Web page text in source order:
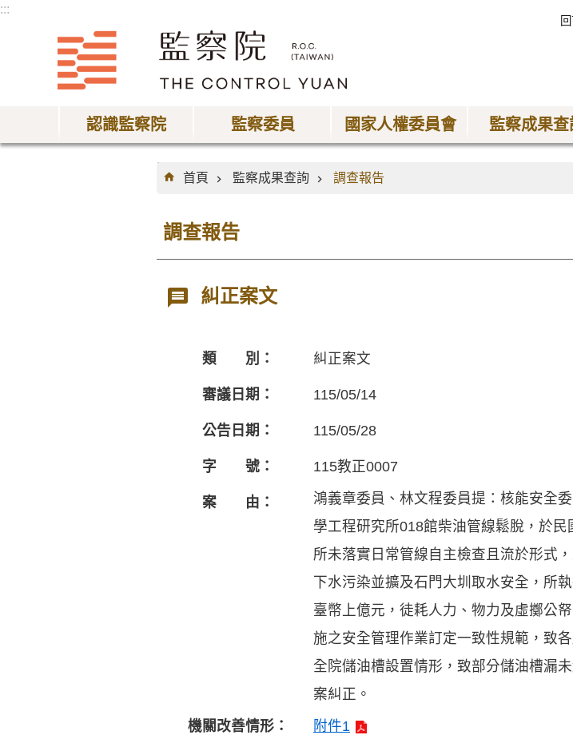
:::
認識監察院 監察委員 國家人權委員會 監察成果查
:::
首頁
監察成果查詢 調查報告
調查報告
糾正案文
類 別： 糾正案文
審議日期： 115/05/14
公告日期： 115/05/28
字 號： 115教正0007
案 由：
鴻義章委員、林文程委員提：核能安全
學工程研究所018館柴油管線鬆脫，於
所未落實日常管線自主檢查且流於形式
下水污染並擴及石門大圳取水安全，所
臺幣上億元，徒耗人力、物力及虛擲公
施之安全管理作業訂定一致性規範，致
全院儲油槽設置情形，致部分儲油槽漏
案糾正。
機關改善情形：
附件1